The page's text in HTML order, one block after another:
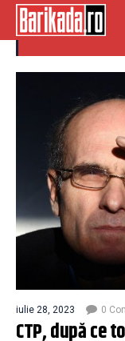
tortionari
iulie 28, 2023 0
CTP, după ce